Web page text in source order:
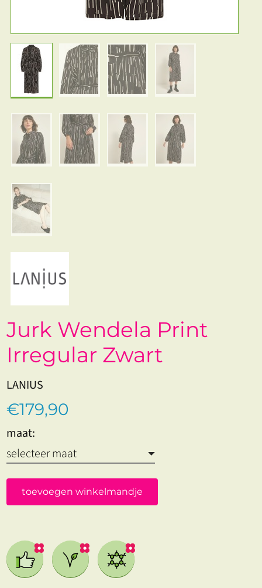
Jurk Wendela Print
Irregular Zwart
LANIUS
€179,90
maat:
toevoegen winkelmandje